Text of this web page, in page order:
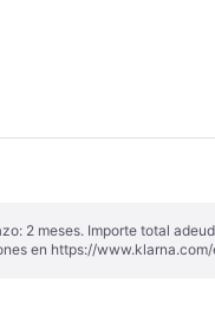
2 meses. Importe total
en https://